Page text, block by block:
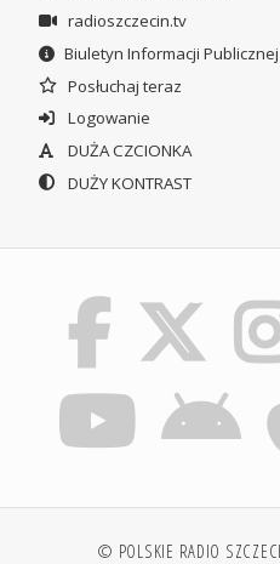
radioszczecin.tv
Biuletyn Informacji Publicznej
Posłuchaj teraz
Logowanie
DUŻA CZCIONKA
DUŻY KONTRAST
© POLSKIE RADIO